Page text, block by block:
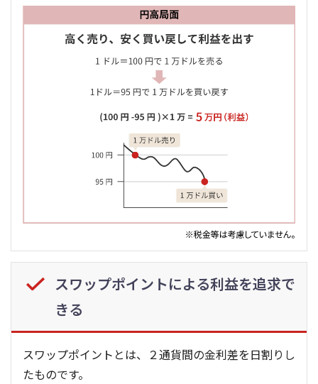
スワップポイントによる利益を追求で
きる
スワップポイントとは、２通貨間の金利差を日割りし
たものです。